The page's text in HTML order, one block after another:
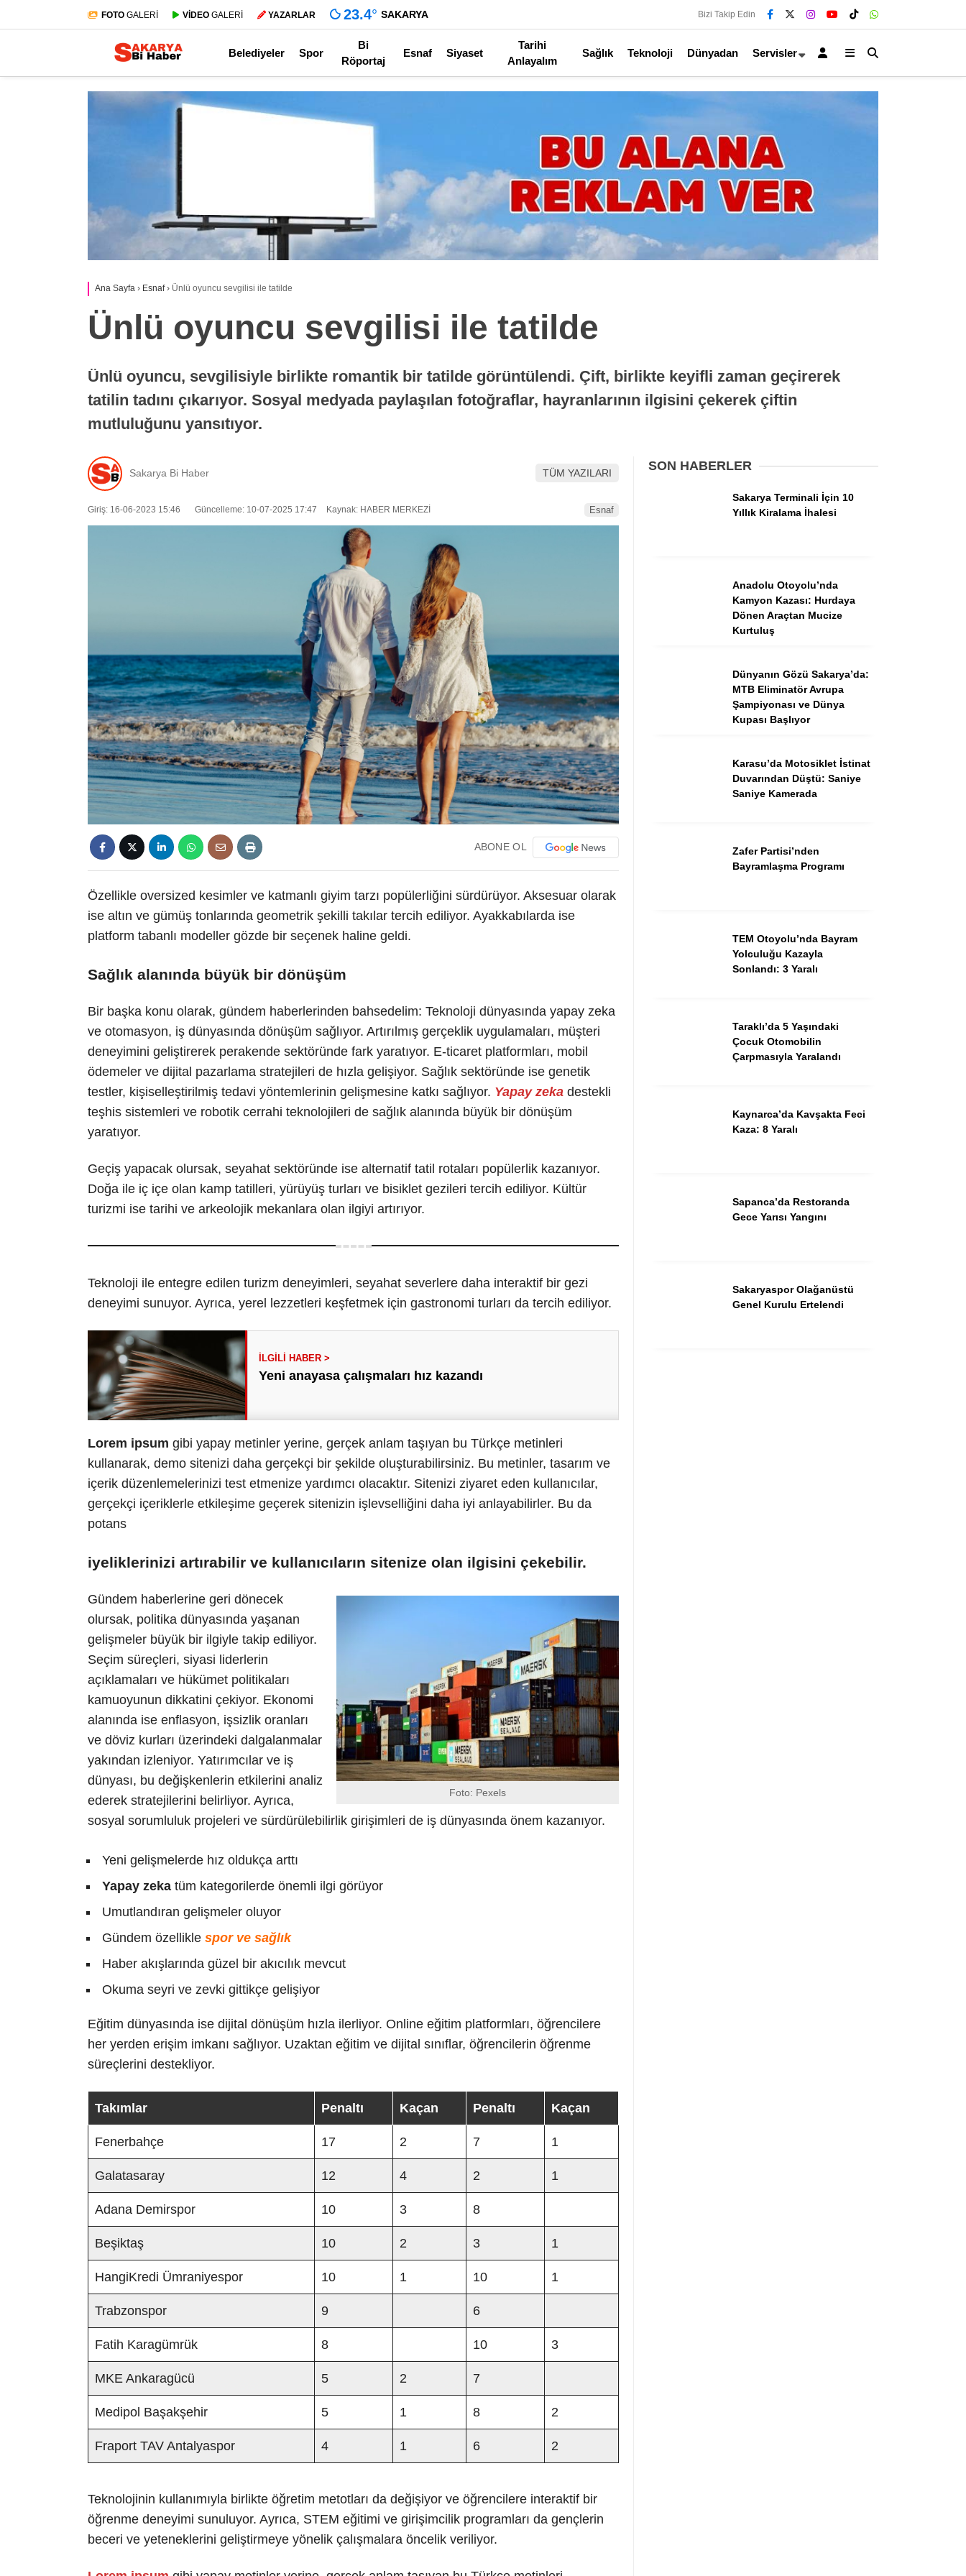
Esnaf
WhatsApp İhbar
Instagram
FOTO GALERİ VİDEO GALERİ YAZARLAR 23.4° SAKARYA Bizi Takip Edin
Belediyeler Spor
Bi
Röportaj
Esnaf Siyaset
Tarihi
Anlayalım
Sağlık Teknoloji Dünyadan Servisler
Ana Sayfa › Esnaf› Ünlü oyuncu sevgilisi ile tatilde
Ünlü oyuncu sevgilisi ile tatilde
Ünlü oyuncu, sevgilisiyle birlikte romantik bir tatilde görüntülendi. Çift, birlikte keyifli zaman geçirerek
tatilin tadını çıkarıyor. Sosyal medyada paylaşılan fotoğraflar, hayranlarının ilgisini çekerek çiftin
mutluluğunu yansıtıyor.
Sakarya Bi Haber TÜM YAZILARI
Giriş: 16-06-2023 15:46 Güncelleme: 10-07-2025 17:47 Kaynak: HABER MERKEZİ Esnaf
ABONE OL
Özellikle oversized kesimler ve katmanlı giyim tarzı popülerliğini sürdürüyor. Aksesuar olarak
ise altın ve gümüş tonlarında geometrik şekilli takılar tercih ediliyor. Ayakkabılarda ise
platform tabanlı modeller gözde bir seçenek haline geldi.
Sağlık alanında büyük bir dönüşüm
Bir başka konu olarak, gündem haberlerinden bahsedelim: Teknoloji dünyasında yapay zeka
ve otomasyon, iş dünyasında dönüşüm sağlıyor. Artırılmış gerçeklik uygulamaları, müşteri
deneyimini geliştirerek perakende sektöründe fark yaratıyor. E-ticaret platformları, mobil
ödemeler ve dijital pazarlama stratejileri de hızla gelişiyor. Sağlık sektöründe ise genetik
testler, kişiselleştirilmiş tedavi yöntemlerinin gelişmesine katkı sağlıyor. Yapay zeka destekli
teşhis sistemleri ve robotik cerrahi teknolojileri de sağlık alanında büyük bir dönüşüm
yaratıyor.
Geçiş yapacak olursak, seyahat sektöründe ise alternatif tatil rotaları popülerlik kazanıyor.
Doğa ile iç içe olan kamp tatilleri, yürüyüş turları ve bisiklet gezileri tercih ediliyor. Kültür
turizmi ise tarihi ve arkeolojik mekanlara olan ilgiyi artırıyor.
Teknoloji ile entegre edilen turizm deneyimleri, seyahat severlere daha interaktif bir gezi
deneyimi sunuyor. Ayrıca, yerel lezzetleri keşfetmek için gastronomi turları da tercih ediliyor.
Yeni anayasa çalışmaları hız kazandı
Lorem ipsum gibi yapay metinler yerine, gerçek anlam taşıyan bu Türkçe metinleri
kullanarak, demo sitenizi daha gerçekçi bir şekilde oluşturabilirsiniz. Bu metinler, tasarım ve
içerik düzenlemelerinizi test etmenize yardımcı olacaktır. Sitenizi ziyaret eden kullanıcılar,
gerçekçi içeriklerle etkileşime geçerek sitenizin işlevselliğini daha iyi anlayabilirler. Bu da
potans
iyeliklerinizi artırabilir ve kullanıcıların sitenize olan ilgisini çekebilir.
Foto: Pexels
Gündem haberlerine geri dönecek
olursak, politika dünyasında yaşanan
gelişmeler büyük bir ilgiyle takip ediliyor.
Seçim süreçleri, siyasi liderlerin
açıklamaları ve hükümet politikaları
kamuoyunun dikkatini çekiyor. Ekonomi
alanında ise enflasyon, işsizlik oranları
ve döviz kurları üzerindeki dalgalanmalar
yakından izleniyor. Yatırımcılar ve iş
dünyası, bu değişkenlerin etkilerini analiz
ederek stratejilerini belirliyor. Ayrıca,
sosyal sorumluluk projeleri ve sürdürülebilirlik girişimleri de iş dünyasında önem kazanıyor.
Yeni gelişmelerde hız oldukça arttı
Yapay zeka tüm kategorilerde önemli ilgi görüyor
Umutlandıran gelişmeler oluyor
Gündem özellikle spor ve sağlık
Haber akışlarında güzel bir akıcılık mevcut
Okuma seyri ve zevki gittikçe gelişiyor
Eğitim dünyasında ise dijital dönüşüm hızla ilerliyor. Online eğitim platformları, öğrencilere
her yerden erişim imkanı sağlıyor. Uzaktan eğitim ve dijital sınıflar, öğrencilerin öğrenme
süreçlerini destekliyor.
Takımlar Penaltı Kaçan Penaltı Kaçan
Fenerbahçe 17 2 7 1
Galatasaray 12 4 2 1
Adana Demirspor 10 3 8
Beşiktaş 10 2 3 1
HangiKredi Ümraniyespor 10 1 10 1
Trabzonspor 9 6
Fatih Karagümrük 8 10 3
MKE Ankaragücü 5 2 7
Medipol Başakşehir 5 1 8 2
Fraport TAV Antalyaspor 4 1 6 2
Teknolojinin kullanımıyla birlikte öğretim metotları da değişiyor ve öğrencilere interaktif bir
öğrenme deneyimi sunuluyor. Ayrıca, STEM eğitimi ve girişimcilik programları da gençlerin
beceri ve yeteneklerini geliştirmeye yönelik çalışmalara öncelik veriliyor.
SON HABERLER
Sakarya Terminali İçin 10
Yıllık Kiralama İhalesi
Anadolu Otoyolu’nda
Kamyon Kazası: Hurdaya
Dönen Araçtan Mucize
Kurtuluş
Dünyanın Gözü Sakarya’da:
MTB Eliminatör Avrupa
Şampiyonası ve Dünya
Kupası Başlıyor
Karasu’da Motosiklet İstinat
Duvarından Düştü: Saniye
Saniye Kamerada
Zafer Partisi’nden
Bayramlaşma Programı
TEM Otoyolu’nda Bayram
Yolculuğu Kazayla
Sonlandı: 3 Yaralı
Taraklı’da 5 Yaşındaki
Çocuk Otomobilin
Çarpmasıyla Yaralandı
Kaynarca’da Kavşakta Feci
Kaza: 8 Yaralı
Sapanca’da Restoranda
Gece Yarısı Yangını
Sakaryaspor Olağanüstü
Genel Kurulu Ertelendi